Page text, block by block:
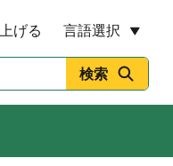
言語選択